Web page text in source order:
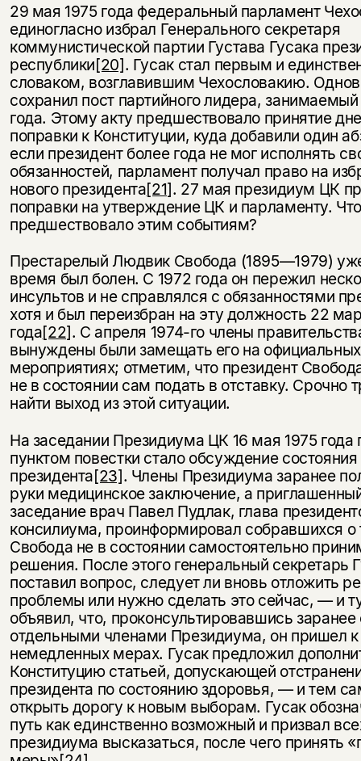
29 мая 1975 года федеральный парламент
единогласно избрал Генерального секретаря
коммунистической партии Густава Гусака
республики[20]. Гусак стал первым и
словаком, возглавившим Чехословакию.
сохранил пост партийного лидера,
года. Этому акту предшествовало принятие
поправки к Конституции, куда добавили один
если президент более года не мог исполнять
обязанностей, парламент получал право на
нового президента[21]. 27 мая президиум ЦК
поправки на утверждение ЦК и парламенту.
предшествовало этим событиям?
Престарелый Людвик Свобода (1895—1979)
время был болен. С 1972 года он пережил
инсультов и не справлялся с обязанностями
хотя и был переизбран на эту должность 22
года[22]. С апреля 1974-го члены
вынуждены были замещать его на официальных
мероприятиях; отметим, что президент
не в состоянии сам подать в отставку. Срочно
найти выход из этой ситуации.
На заседании Президиума ЦК 16 мая 1975
пунктом повестки стало обсуждение
президента[23]. Члены Президиума заранее
руки медицинское заключение, а
заседание врач Павел Пудлак, глава
консилиума, проинформировал собравшихся о
Свобода не в состоянии самостоятельно
решения. После этого генеральный секретарь
поставил вопрос, следует ли вновь отложить
проблемы или нужно сделать это сейчас, — и
объявил, что, проконсультировавшись заранее
отдельными членами Президиума, он пришел
немедленных мерах. Гусак предложил
Конституцию статьей, допускающей
президента по состоянию здоровья, — и тем
открыть дорогу к новым выборам. Гусак
путь как единственно возможный и призвал
президиума высказаться, после чего принять